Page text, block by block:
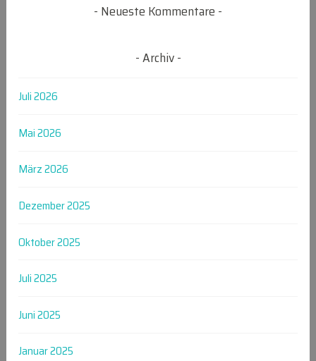
Neueste Kommentare
Archiv
Juli 2026
Mai 2026
März 2026
Dezember 2025
Oktober 2025
Juli 2025
Juni 2025
Januar 2025